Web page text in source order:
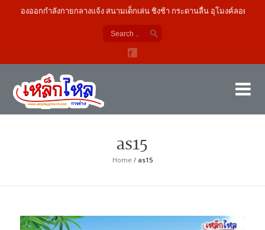
เครื่องออกกำลังกายกลางแจ้ง สนามเด็กเล่น ชิงช้า กระดานลื่น อุโมงค์ลอด
as15
Home / as15